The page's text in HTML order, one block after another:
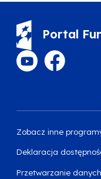
Portal
Zobacz inne
Deklaracja
Przetwarzanie